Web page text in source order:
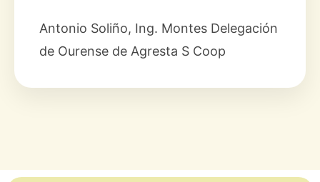
Antonio Soliño, Ing. Montes Delegación
de Ourense de Agresta S Coop